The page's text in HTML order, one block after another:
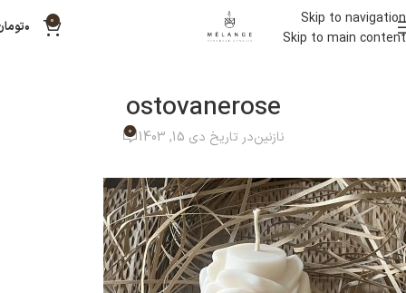
Skip to navigation
Skip to main content
0 ۰
ostovanerose
نازنیندر تاریخ دی 15, 1403 0